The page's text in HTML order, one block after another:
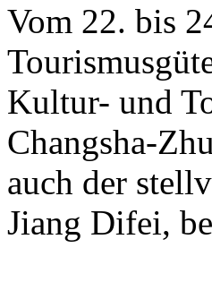
Vom 22. bis
Kultur- und
Changsha-
auch der
Jiang Difei,